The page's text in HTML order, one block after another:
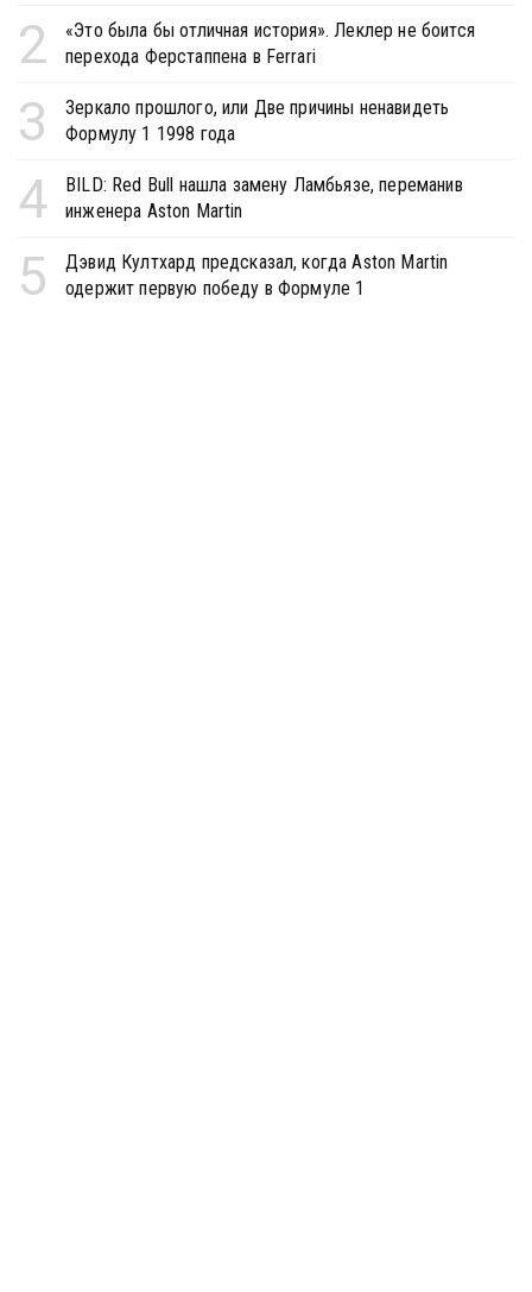
2
«Это была бы отличная история». Леклер не боится
перехода Ферстаппена в Ferrari
3
Зеркало прошлого, или Две причины ненавидеть
Формулу 1 1998 года
4
BILD: Red Bull нашла замену Ламбьязе, переманив
инженера Aston Martin
5
Дэвид Култхард предсказал, когда Aston Martin
одержит первую победу в Формуле 1